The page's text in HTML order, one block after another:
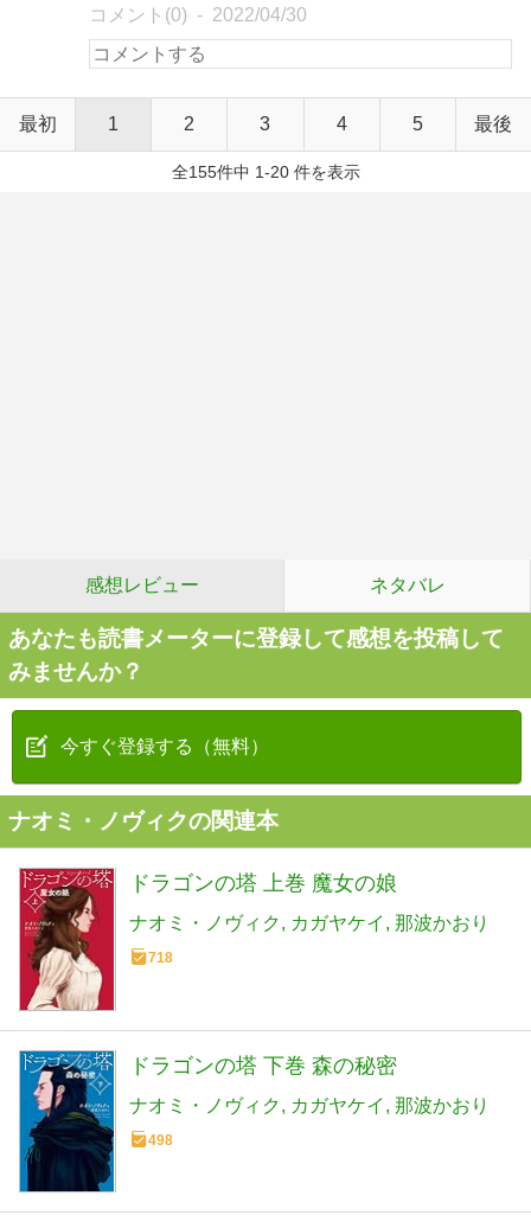
コメント(0) 2022/04/30
最初 1 2 3 4 5 最後
全155件中 1-20 件を表示
感想レビュー ネタバレ
あなたも読書メーターに登録して感想を投稿して
みませんか？
今すぐ登録する（無料）
ナオミ・ノヴィクの関連本
ドラゴンの塔 上巻 魔女の娘
ナオミ・ノヴィク カガヤケイ 那波かおり
718
ドラゴンの塔 下巻 森の秘密
ナオミ・ノヴィク カガヤケイ 那波かおり
498